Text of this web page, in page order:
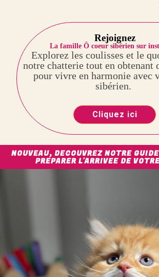
Rejoignez
La famille Ô coeur sibérien sur
Explorez les coulisses et le
notre chatterie tout en obtenant
pour vivre en harmonie avec
sibérien.
Cliquez ici
NOUVEAU, DECOUVREZ NOTRE
PREPARER L'ARRIVEE DE